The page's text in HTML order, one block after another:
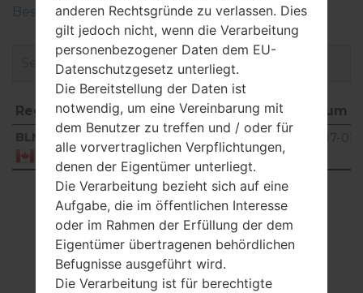
Beschreiben Sie die Regionen der LG-Firmwaren
Region Dateiname OS Größe
Datum
Region
Dateiname OS Größe Datum
BLM
Canada
V11E_00.kdz
Unknown
527.33
MiB
2017-02-
Showing 1 to 1 of 1 entries
Previous 1 Next
anderen Rechtsgründe zu verlassen. Dies
gilt jedoch nicht, wenn die Verarbeitung
personenbezogener Daten dem EU-
Datenschutzgesetz unterliegt.
Die Bereitstellung der Daten ist
notwendig, um eine Vereinbarung mit
dem Benutzer zu treffen und / oder für
alle vorvertraglichen Verpflichtungen,
denen der Eigentümer unterliegt.
Die Verarbeitung bezieht sich auf eine
Aufgabe, die im öffentlichen Interesse
oder im Rahmen der Erfüllung der dem
Eigentümer übertragenen behördlichen
Befugnisse ausgeführt wird.
Die Verarbeitung ist für berechtigte